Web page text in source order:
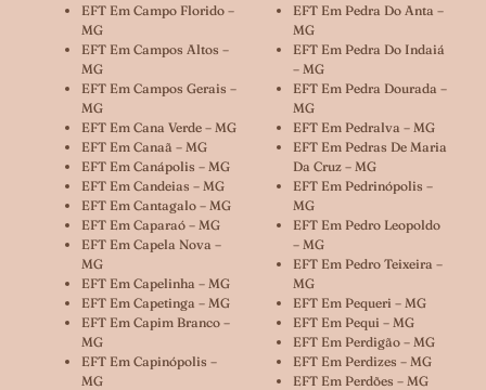
EFT Em Campo Florido –
MG
EFT Em Campos Altos –
MG
EFT Em Campos Gerais –
MG
EFT Em Cana Verde – MG
EFT Em Canaã – MG
EFT Em Canápolis – MG
EFT Em Candeias – MG
EFT Em Cantagalo – MG
EFT Em Caparaó – MG
EFT Em Capela Nova –
MG
EFT Em Capelinha – MG
EFT Em Capetinga – MG
EFT Em Capim Branco –
MG
EFT Em Capinópolis –
MG
EFT Em Pedra Do Anta –
MG
EFT Em Pedra Do Indaiá
– MG
EFT Em Pedra Dourada –
MG
EFT Em Pedralva – MG
EFT Em Pedras De Maria
Da Cruz – MG
EFT Em Pedrinópolis –
MG
EFT Em Pedro Leopoldo
– MG
EFT Em Pedro Teixeira –
MG
EFT Em Pequeri – MG
EFT Em Pequi – MG
EFT Em Perdigão – MG
EFT Em Perdizes – MG
EFT Em Perdões – MG